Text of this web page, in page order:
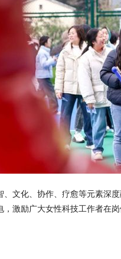
、文化、协作、疗愈等元素深
激励广大女性科技工作者在